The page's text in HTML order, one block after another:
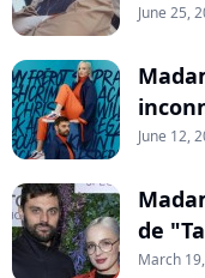
June 25,
June 12,
de
March